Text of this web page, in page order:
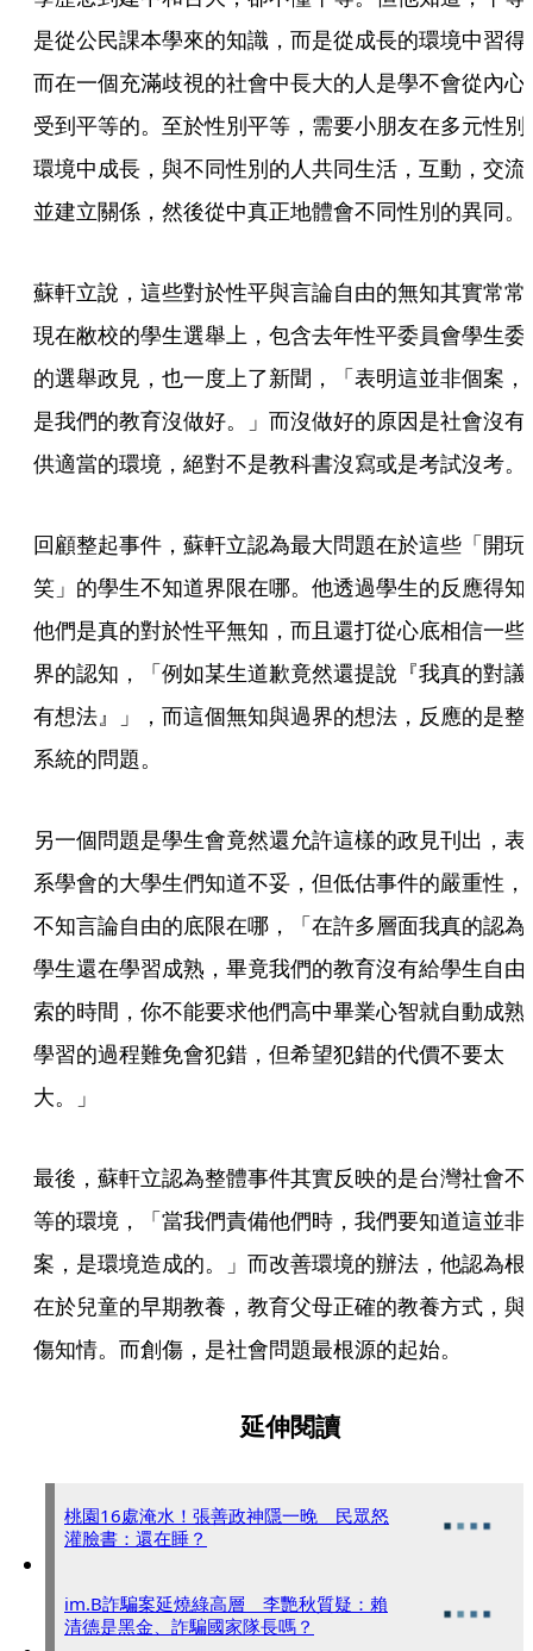
是從公民課本學來的知識，而是從成長的環境中習得
而在一個充滿歧視的社會中長大的人是學不會從內心
受到平等的。至於性別平等，需要小朋友在多元性別
環境中成長，與不同性別的人共同生活，互動，交流
並建立關係，然後從中真正地體會不同性別的異同。
蘇軒立說，這些對於性平與言論自由的無知其實常常
現在敝校的學生選舉上，包含去年性平委員會學生委
的選舉政見，也一度上了新聞，「表明這並非個案，
是我們的教育沒做好。」而沒做好的原因是社會沒有
供適當的環境，絕對不是教科書沒寫或是考試沒考。
回顧整起事件，蘇軒立認為最大問題在於這些「開玩
笑」的學生不知道界限在哪。他透過學生的反應得知
他們是真的對於性平無知，而且還打從心底相信一些
界的認知，「例如某生道歉竟然還提說『我真的對議
有想法』」，而這個無知與過界的想法，反應的是整
系統的問題。
另一個問題是學生會竟然還允許這樣的政見刊出，表
系學會的大學生們知道不妥，但低估事件的嚴重性，
不知言論自由的底限在哪，「在許多層面我真的認為
學生還在學習成熟，畢竟我們的教育沒有給學生自由
索的時間，你不能要求他們高中畢業心智就自動成熟
學習的過程難免會犯錯，但希望犯錯的代價不要太
大。」
最後，蘇軒立認為整體事件其實反映的是台灣社會不
等的環境，「當我們責備他們時，我們要知道這並非
案，是環境造成的。」而改善環境的辦法，他認為根
在於兒童的早期教養，教育父母正確的教養方式，與
傷知情。而創傷，是社會問題最根源的起始。
延伸閱讀
桃園16處淹水！張善政神隱一晚 民眾怒
灌臉書：還在睡？
im.B詐騙案延燒綠高層 李艷秋質疑：賴
清德是黑金、詐騙國家隊長嗎？